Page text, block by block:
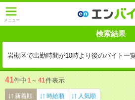
メニュー
検索結果
岩槻区で出勤時間が10時より後のバイト一
41件中1 ～ 41件表示
新着順 時給順 人気順